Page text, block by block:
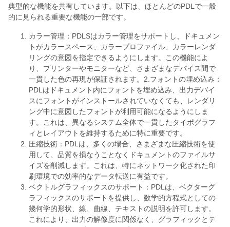
典型的な機能を共有しています。以下は、ほとんどのPDLで一般
的に見られる重要な機能の一部です。
カラー管理：PDLSはカラー管理をサポートし、ドキュメン
トがカラースペース、カラープロファイル、カラーレンダ
リングの意図を指定できるようにします。この機能によ
り、プリンターやモニターなど、さまざまなデバイス間で
一貫した色の再現が保証されます。2.フォントの埋め込み：
PDLはドキュメント内にフォントを埋め込み、出力デバイ
スにフォントがインストールされていなくても、レンダリ
ング中に意図したフォントが利用可能になるようにしま
す。これは、異なるシステム全体で一貫したタイポグラフ
ィとレイアウトを維持するために特に重要です。
圧縮技術：PDLは、多くの場合、さまざまな圧縮技術を使
用して、品質を損なうことなくドキュメントのファイルサ
イズを削減します。これは、特にネットワーク化された印
刷環境での効率的なデータ転送に有益です。
ベクトルグラフィックスのサポート：PDLは、ベクターグ
ラフィックスのサポートを提供し、数学的方程式としての
幾何学的形状、線、曲線、テキストの説明を許可します。
これにより、出力の解像度に関係なく、グラフィックとテ